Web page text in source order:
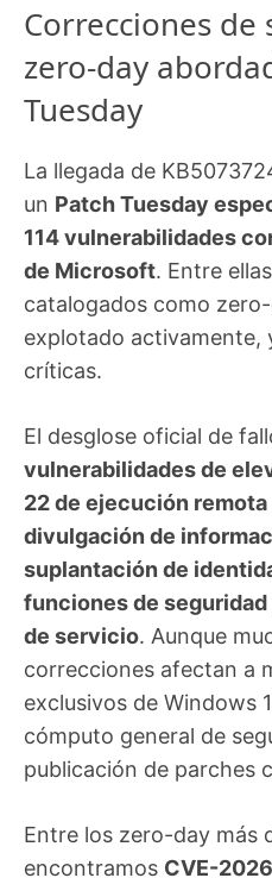
Correcciones de
zero-day
Tuesday
La llegada de
un Patch Tuesday
114 vulnerabilidades
de Microsoft. Entre
catalogados como
explotado activamente,
críticas.
El desglose oficial de
vulnerabilidades de
22 de ejecución remota
divulgación de
suplantación de
funciones de
de servicio. Aunque
correcciones afectan a
exclusivos de Windows
cómputo general de
publicación de parches
Entre los zero-day más
encontramos CVE-